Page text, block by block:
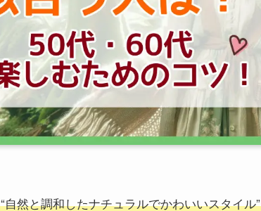
“自然と調和したナチュラルでかわいいスタイル”